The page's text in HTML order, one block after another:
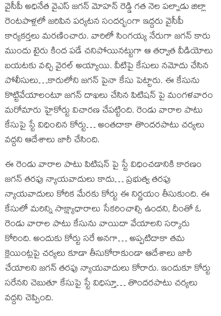
వైసీపీ అధినేత వైఎస్ జగన్ మోహన్ రెడ్డి గత నెల పల్నాడు జిల్లా
రెంటపాళ్లలో జరిపిన పర్యటన సందర్భంగా ఇద్దరు వైసీపీ
కార్యకర్తలు మరణించారు. వారిలో సింగయ్య నేరుగా జగన్ కారు
ముందు టైరు కింద పడే చనిపోయినట్టుగా ఆ తర్వాత వీడియోలు
బయటకు వచ్చి వైరల్ అయ్యాయి. వీటిపై కేసులు నమోదు చేసిన
పోలీసులు…కారులోని జగన్ పైనా కేసు పెట్టారు. ఈ కేసును
కొట్టివేయాలంటూ జగన్ దాఖలు చేసిన పిటిషన్ పై మంగళవారం
మరోమారు హైకోర్టు విచారణ చేపట్టింది. రెండు వారాల పాటు
కేసుపై స్టే విధించిన కోర్టు… అంతదాకా తొందరపాటు చర్యలు
వద్దని ఆదేశాలు జారీ చేసింది.
ఈ రెండు వారాల పాటు పిటిషన్ పై స్టే విధించడానికి కారణం
జగన్ తరఫు న్యాయవాదులు కాదు… ప్రభుత్వ తరఫు
న్యాయవాదులు కోరిక మేరకు కోర్టు ఈ నిర్ణయం తీసుకుంది. ఈ
కేసులో మరిన్ని సాక్ష్యాధారాలు సేకరించాల్సి ఉందని, దీంతో ఓ
రెండు వారాల పాటు కేసును వాయిదా వేయాలని సర్కారు
కోరింది. అందుకు కోర్టు సరే అనగా… అప్పటిదాకా తమ
క్లెయింట్లపై చర్యలు కూడా తీసుకోరాకుండా ఆదేశాలు జారీ
చేయాలని జగన్ తరఫు న్యాయవాదులు కోరారు. ఇందుకూ కోర్టు
సరేనని చెబుతూ కేసుపై స్టే విధిస్తూ… తొందరపాటు చర్యలు
వద్దని చెప్పింది.